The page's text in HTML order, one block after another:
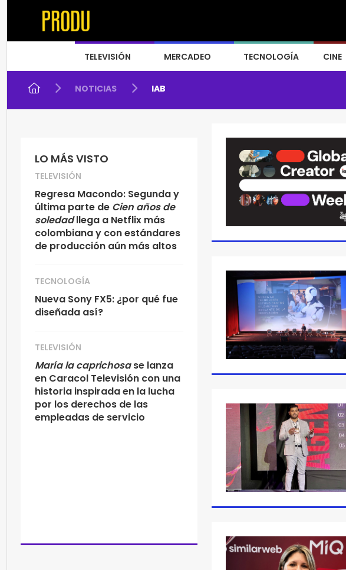
TELEVISIÓN MERCADEO TECNOLOGÍA CINE
NOTICIAS IAB
LO MÁS VISTO
TELEVISIÓN
Regresa Macondo: Segunda y
última parte de Cien años de
soledadllega a Netflix más
colombiana y con estándares
de producción aún más altos
TECNOLOGÍA
Nueva Sony FX5: ¿por qué fue
diseñada así?
TELEVISIÓN
María la caprichosase lanza
en Caracol Televisión con una
historia inspirada en la lucha
por los derechos de las
empleadas de servicio